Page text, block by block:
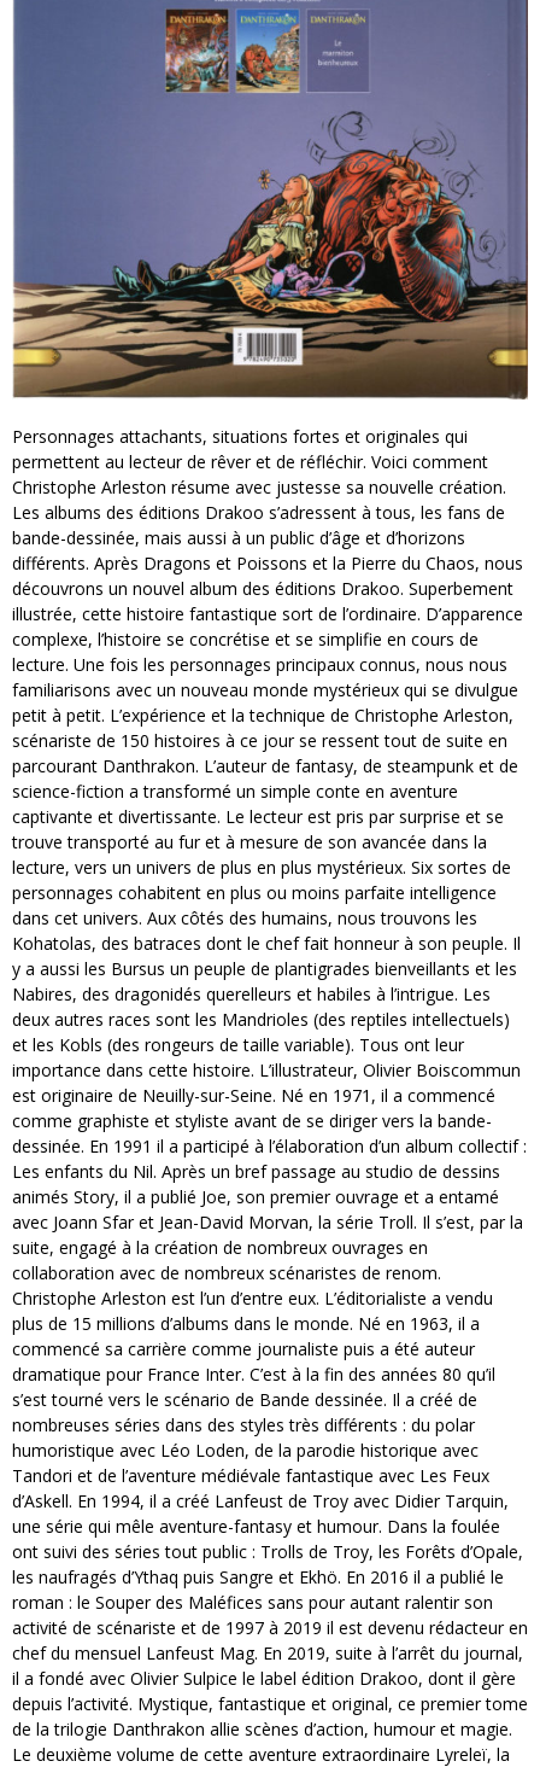
Personnages attachants, situations fortes et originales qui
permettent au lecteur de rêver et de réfléchir. Voici comment
Christophe Arleston résume avec justesse sa nouvelle création.
Les albums des éditions Drakoo s’adressent à tous, les fans de
bande-dessinée, mais aussi à un public d’âge et d’horizons
différents. Après Dragons et Poissons et la Pierre du Chaos, nous
découvrons un nouvel album des éditions Drakoo. Superbement
illustrée, cette histoire fantastique sort de l’ordinaire. D’apparence
complexe, l’histoire se concrétise et se simplifie en cours de
lecture. Une fois les personnages principaux connus, nous nous
familiarisons avec un nouveau monde mystérieux qui se divulgue
petit à petit. L’expérience et la technique de Christophe Arleston,
scénariste de 150 histoires à ce jour se ressent tout de suite en
parcourant Danthrakon. L’auteur de fantasy, de steampunk et de
science-fiction a transformé un simple conte en aventure
captivante et divertissante. Le lecteur est pris par surprise et se
trouve transporté au fur et à mesure de son avancée dans la
lecture, vers un univers de plus en plus mystérieux. Six sortes de
personnages cohabitent en plus ou moins parfaite intelligence
dans cet univers. Aux côtés des humains, nous trouvons les
Kohatolas, des batraces dont le chef fait honneur à son peuple. Il
y a aussi les Bursus un peuple de plantigrades bienveillants et les
Nabires, des dragonidés querelleurs et habiles à l’intrigue. Les
deux autres races sont les Mandrioles (des reptiles intellectuels)
et les Kobls (des rongeurs de taille variable). Tous ont leur
importance dans cette histoire. L’illustrateur, Olivier Boiscommun
est originaire de Neuilly-sur-Seine. Né en 1971, il a commencé
comme graphiste et styliste avant de se diriger vers la bande-
dessinée. En 1991 il a participé à l’élaboration d’un album collectif :
Les enfants du Nil. Après un bref passage au studio de dessins
animés Story, il a publié Joe, son premier ouvrage et a entamé
avec Joann Sfar et Jean-David Morvan, la série Troll. Il s’est, par la
suite, engagé à la création de nombreux ouvrages en
collaboration avec de nombreux scénaristes de renom.
Christophe Arleston est l’un d’entre eux. L’éditorialiste a vendu
plus de 15 millions d’albums dans le monde. Né en 1963, il a
commencé sa carrière comme journaliste puis a été auteur
dramatique pour France Inter. C’est à la fin des années 80 qu’il
s’est tourné vers le scénario de Bande dessinée. Il a créé de
nombreuses séries dans des styles très différents : du polar
humoristique avec Léo Loden, de la parodie historique avec
Tandori et de l’aventure médiévale fantastique avec Les Feux
d’Askell. En 1994, il a créé Lanfeust de Troy avec Didier Tarquin,
une série qui mêle aventure-fantasy et humour. Dans la foulée
ont suivi des séries tout public : Trolls de Troy, les Forêts d’Opale,
les naufragés d’Ythaq puis Sangre et Ekhö. En 2016 il a publié le
roman : le Souper des Maléfices sans pour autant ralentir son
activité de scénariste et de 1997 à 2019 il est devenu rédacteur en
chef du mensuel Lanfeust Mag. En 2019, suite à l’arrêt du journal,
il a fondé avec Olivier Sulpice le label édition Drakoo, dont il gère
depuis l’activité. Mystique, fantastique et original, ce premier tome
de la trilogie Danthrakon allie scènes d’action, humour et magie.
Le deuxième volume de cette aventure extraordinaire Lyreleï, la